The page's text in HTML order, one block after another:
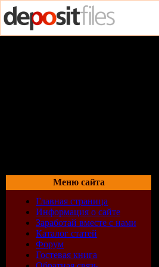
Меню сайта
Главная страница
Информация о сайте
Заработай вместе с нами
Каталог статей
Форум
Гостевая книга